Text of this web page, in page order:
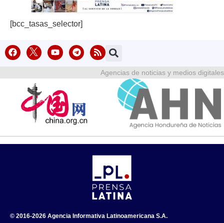
[bcc_tasas_selector]
Agencias de noticias y medios digitales
© 2016-2026 Agencia Informativa Latinoamericana S.A.